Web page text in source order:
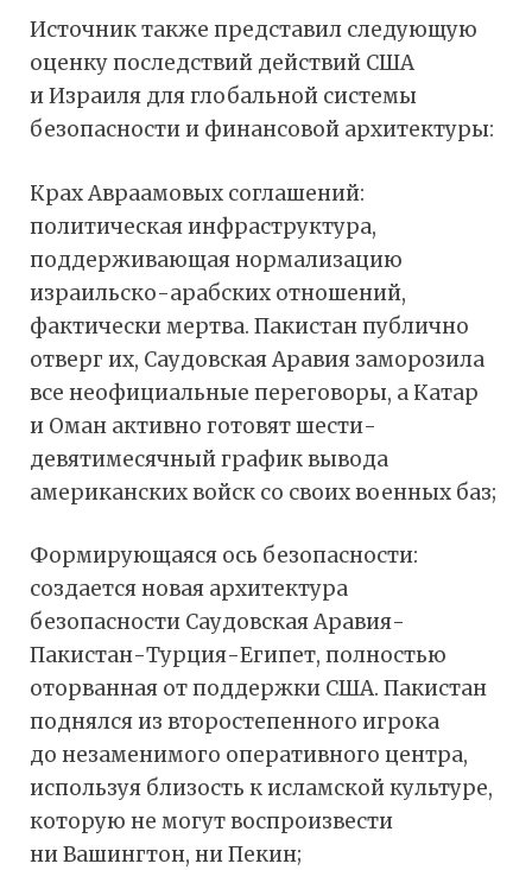
Источник также представил следующую
оценку последствий действий США
и Израиля для глобальной системы
безопасности и финансовой архитектуры:
Крах Авраамовых соглашений:
политическая инфраструктура,
поддерживающая нормализацию
израильско-арабских отношений,
фактически мертва. Пакистан публично
отверг их, Саудовская Аравия заморозила
все неофициальные переговоры, а Катар
и Оман активно готовят шести-
девятимесячный график вывода
американских войск со своих военных баз;
Формирующаяся ось безопасности:
создается новая архитектура
безопасности Саудовская Аравия-
Пакистан-Турция-Египет, полностью
оторванная от поддержки США. Пакистан
поднялся из второстепенного игрока
до незаменимого оперативного центра,
используя близость к исламской культуре,
которую не могут воспроизвести
ни Вашингтон, ни Пекин;